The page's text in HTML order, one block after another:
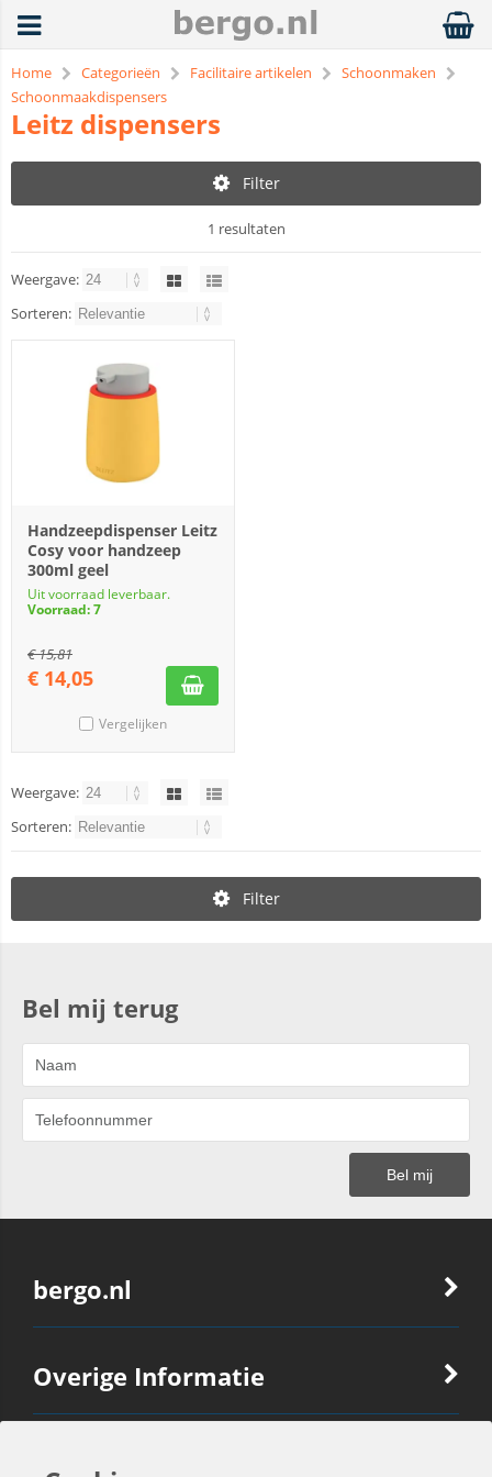
Home Categorieën Facilitaire artikelen
Schoonmaken
Schoonmaakdispensers
Leitz dispensers
Filter
1 resultaten
Weergave:
Sorteren:
Handzeepdispenser Leitz
Cosy voor handzeep
300ml geel
Uit voorraad leverbaar.
Voorraad: 7
€15,81
€ 14,05
Vergelijken
Weergave:
Sorteren:
Filter
Bel mij terug
bergo.nl
Overige Informatie
Ook Interessant